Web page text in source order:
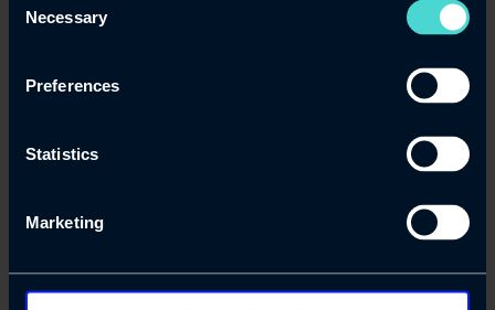
Selection
Necessary
Preferences
Statistics
Marketing
käsitellä erityisesti seuraavia
Koulutus, kokemus, osaaminen
Suosittelijat ja referenssit
(suostumuksella)